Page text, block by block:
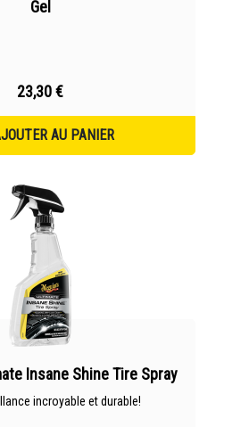
Gel
23,30 €
AU PANIER
Insane Shine Tire Spray
incroyable et durable!